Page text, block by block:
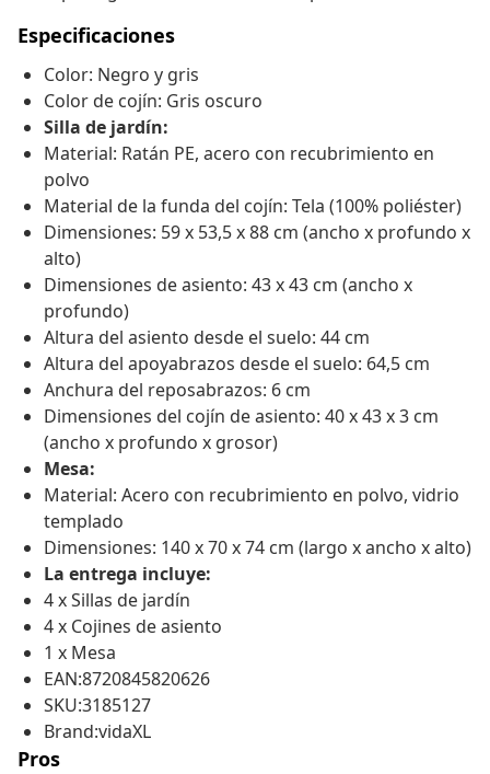
Especificaciones
Color: Negro y gris
Color de cojín: Gris oscuro
Silla de jardín:
Material: Ratán PE, acero con recubrimiento en
polvo
Material de la funda del cojín: Tela (100% poliéster)
Dimensiones: 59 x 53,5 x 88 cm (ancho x profundo x
alto)
Dimensiones de asiento: 43 x 43 cm (ancho x
profundo)
Altura del asiento desde el suelo: 44 cm
Altura del apoyabrazos desde el suelo: 64,5 cm
Anchura del reposabrazos: 6 cm
Dimensiones del cojín de asiento: 40 x 43 x 3 cm
(ancho x profundo x grosor)
Mesa:
Material: Acero con recubrimiento en polvo, vidrio
templado
Dimensiones: 140 x 70 x 74 cm (largo x ancho x alto)
La entrega incluye:
4 x Sillas de jardín
4 x Cojines de asiento
1 x Mesa
EAN:8720845820626
SKU:3185127
Brand:vidaXL
Pros